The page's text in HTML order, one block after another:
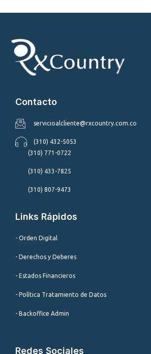
Contacto
servicioalcliente@rxcountry.com.co
(310) 432-5053
(310) 771-0722
(310) 433-7825
(310) 807-9473
Links Rápidos
- Orden Digital
- Derechos y Deberes
- Estados Financieros
- Política Tratamiento de Datos
- Backoffice Admin
Redes Sociales